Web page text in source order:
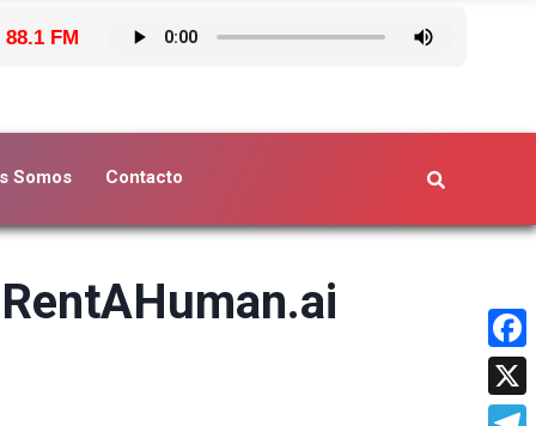
88.1 FM
Somos Contacto
X